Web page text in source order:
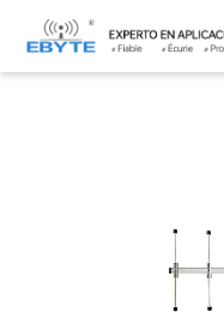
Home > Accessoires >